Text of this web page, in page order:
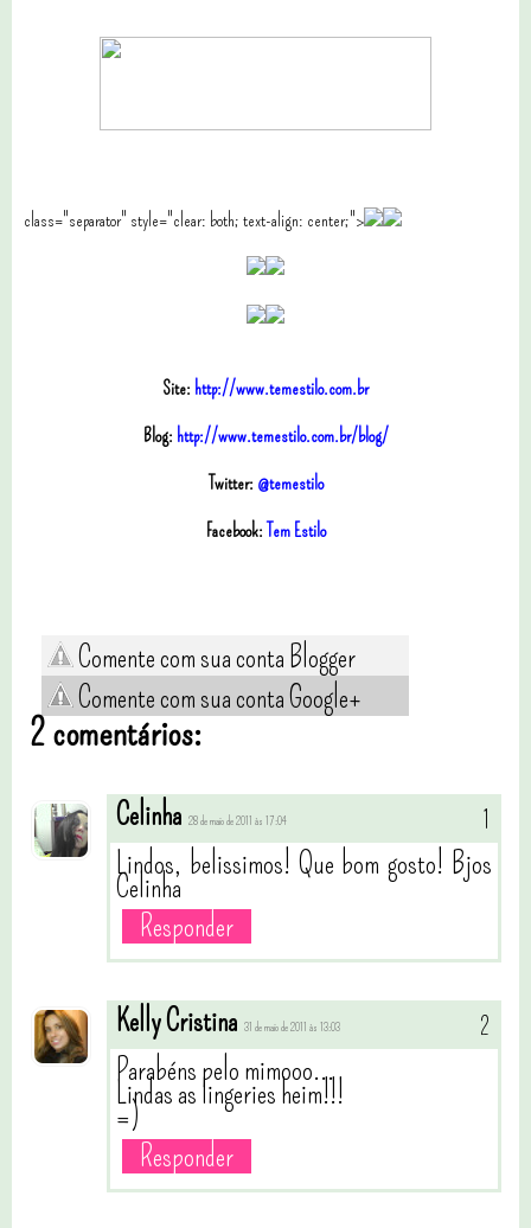
class="separator" style="clear: both; text-align: center;">
Site: http://www.temestilo.com.br
Blog: http://www.temestilo.com.br/blog/
Twitter: @temestilo
Facebook: Tem Estilo
Comente com sua conta Blogger
Comente com sua conta Google+
2 comentários:
Celinha 28 de maio de 2011 às 17:04
Lindos, belissimos! Que bom gosto! Bjos
Celinha
Responder
Kelly Cristina 31 de maio de 2011 às 13:03
Parabéns pelo mimooo...
Lindas as lingeries heim!!!
=)
Responder